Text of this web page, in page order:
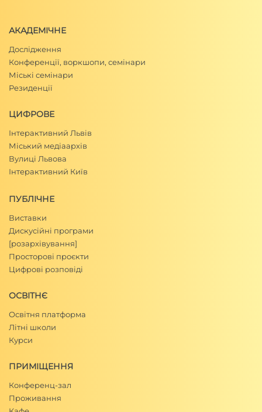
АКАДЕМІЧНЕ
Дослідження
Конференції, воркшопи, семінари
Міські семінари
Резиденції
ЦИФРОВЕ
Інтерактивний Львів
Міський медіаархів
Вулиці Львова
Інтерактивний Київ
ПУБЛІЧНЕ
Виставки
Дискусійні програми
[розархівування]
Просторові проєкти
Цифрові розповіді
ОСВІТНЄ
Освітня платформа
Літні школи
Курси
ПРИМІЩЕННЯ
Конференц-зал
Проживання